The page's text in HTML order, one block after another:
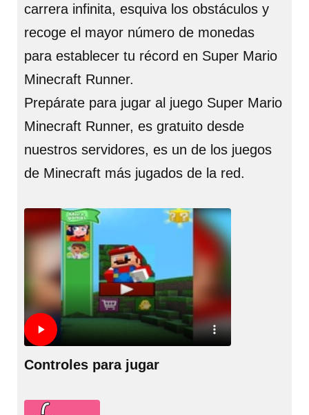
carrera infinita, esquiva los obstáculos y
recoge el mayor número de monedas
para establecer tu récord en Super Mario
Minecraft Runner.
Prepárate para jugar al juego Super Mario
Minecraft Runner, es gratuito desde
nuestros servidores, es un de los juegos
de Minecraft más jugados de la red.
Controles para jugar